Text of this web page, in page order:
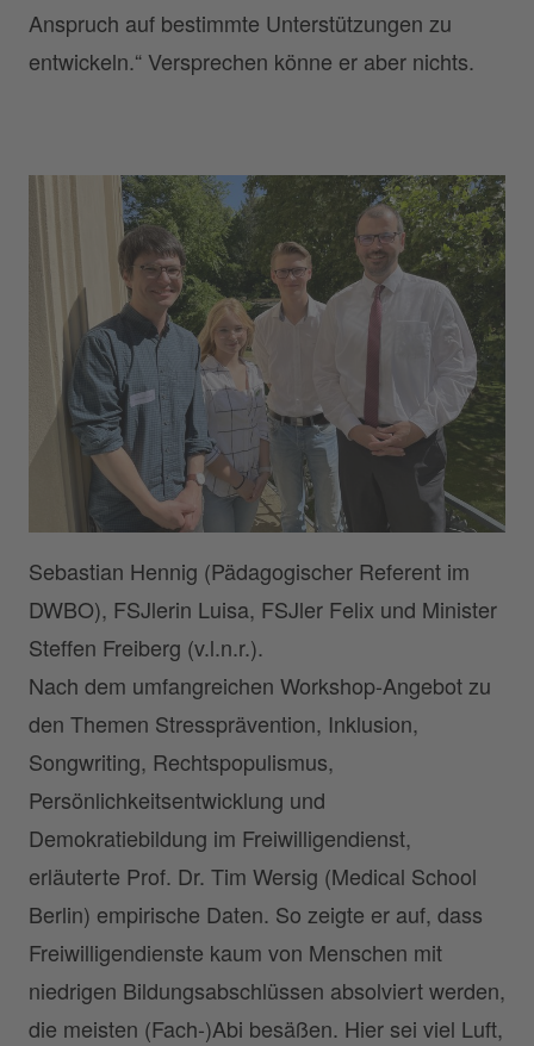
Anspruch auf bestimmte Unterstützungen zu
entwickeln.“ Versprechen könne er aber nichts.
Sebastian Hennig (Pädagogischer Referent im
DWBO), FSJlerin Luisa, FSJler Felix und Minister
Steffen Freiberg (v.l.n.r.).
Nach dem umfangreichen Workshop-Angebot zu
den Themen Stressprävention, Inklusion,
Songwriting, Rechtspopulismus,
Persönlichkeitsentwicklung und
Demokratiebildung im Freiwilligendienst,
erläuterte Prof. Dr. Tim Wersig (Medical School
Berlin) empirische Daten. So zeigte er auf, dass
Freiwilligendienste kaum von Menschen mit
niedrigen Bildungsabschlüssen absolviert werden,
die meisten (Fach-)Abi besäßen. Hier sei viel Luft,